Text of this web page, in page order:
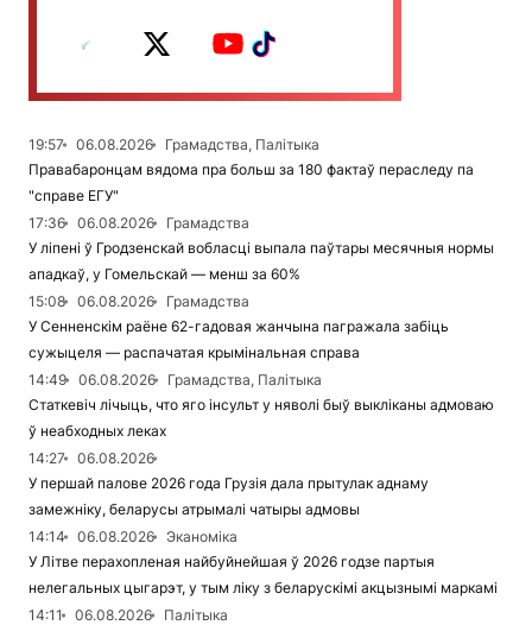
19:57 06.08.2026
Грамадства, Палітыка
Правабаронцам вядома пра больш за 180 фактаў пераследу па
"справе ЕГУ"
17:36
06.08.2026
Грамадства
У ліпені ў Гродзенскай вобласці выпала паўтары месячныя нормы
ападкаў, у Гомельскай — менш за 60%
15:08
06.08.2026
Грамадства
У Сенненскім раёне 62-гадовая жанчына пагражала забіць
сужыцеля — распачатая крымінальная справа
14:49
06.08.2026
Грамадства, Палітыка
Статкевіч лічыць, что яго інсульт у няволі быў выкліканы адмоваю
ў неабходных леках
14:27
06.08.2026
У першай палове 2026 года Грузія дала прытулак аднаму
замежніку, беларусы атрымалі чатыры адмовы
14:14
06.08.2026
Эканоміка
У Літве перахопленая найбуйнейшая ў 2026 годзе партыя
нелегальных цыгарэт, у тым ліку з беларускімі акцызнымі маркамі
14:11
06.08.2026
Палітыка